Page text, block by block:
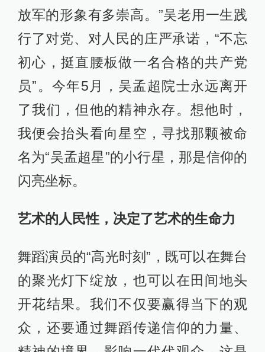
放军的形象有多崇高。”吴老用一生践
行了对党、对人民的庄严承诺，“不忘
初心，挺直腰板做一名合格的共产党
员”。今年5月，吴孟超院士永远离开
了我们，但他的精神永存。想他时，
我便会抬头看向星空，寻找那颗被命
名为“吴孟超星”的小行星，那是信仰的
闪亮坐标。
艺术的人民性，决定了艺术的生命力
舞蹈演员的“高光时刻”，既可以在舞台
的聚光灯下绽放，也可以在田间地头
开花结果。我们不仅要赢得当下的观
众，还要通过舞蹈传递信仰的力量、